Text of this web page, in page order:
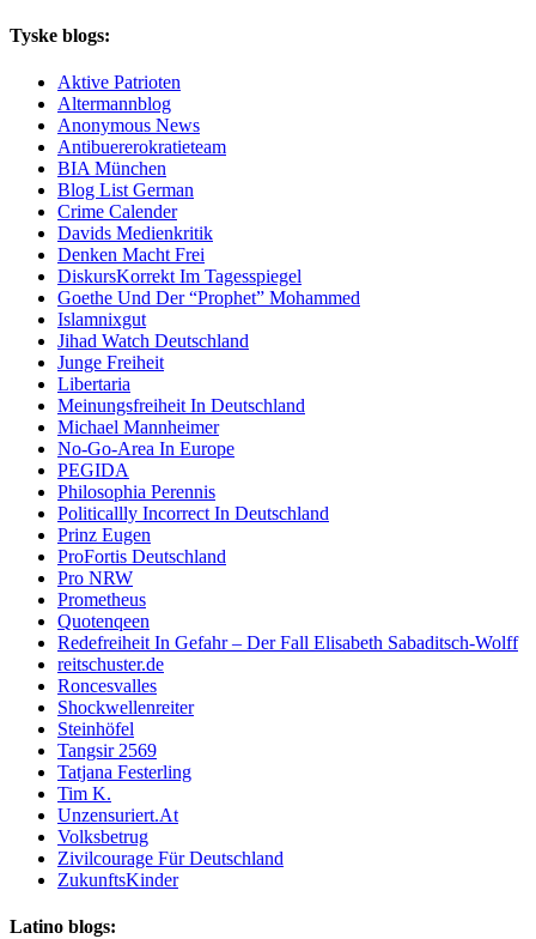
Tyske blogs:
Aktive Patrioten
Altermannblog
Anonymous News
Antibuererokratieteam
BIA München
Blog List German
Crime Calender
Davids Medienkritik
Denken Macht Frei
DiskursKorrekt Im Tagesspiegel
Goethe Und Der “Prophet” Mohammed
Islamnixgut
Jihad Watch Deutschland
Junge Freiheit
Libertaria
Meinungsfreiheit In Deutschland
Michael Mannheimer
No-Go-Area In Europe
PEGIDA
Philosophia Perennis
Politicallly Incorrect In Deutschland
Prinz Eugen
ProFortis Deutschland
Pro NRW
Prometheus
Quotenqeen
Redefreiheit In Gefahr – Der Fall Elisabeth Sabaditsch-Wolff
reitschuster.de
Roncesvalles
Shockwellenreiter
Steinhöfel
Tangsir 2569
Tatjana Festerling
Tim K.
Unzensuriert.At
Volksbetrug
Zivilcourage Für Deutschland
ZukunftsKinder
Latino blogs: